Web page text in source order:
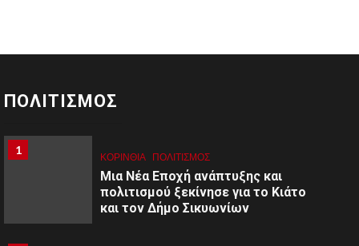
ΠΟΛΙΤΙΣΜΟΣ
1
1
ΚΟΡΙΝΘΊΑ ΠΟΛΙΤΙΣΜΌΣ
Μια Νέα Εποχή ανάπτυξης και
πολιτισμού ξεκίνησε για το Κιάτο
και τον Δήμο Σικυωνίων